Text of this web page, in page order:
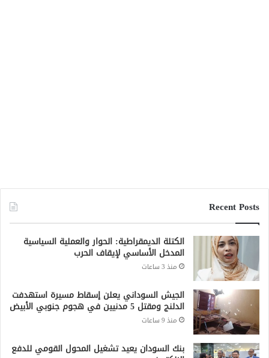
بنسبة 9% في 2026 واستمرار تراجع التضخم
دارفور تهدد أكثر من 270 ألف شخص
منذ 19 ساعة
جميع الحقوق محفوظة لشبكة صقر الجديان الإخبارية 2021